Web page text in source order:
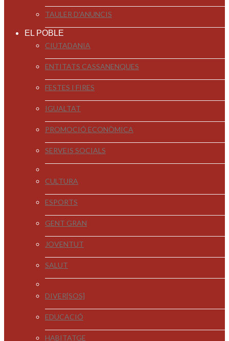
TAULER D'ANUNCIS
EL POBLE
CIUTADANIA
ENTITATS CASSANENQUES
FESTES I FIRES
IGUALTAT
PROMOCIÓ ECONÒMICA
SERVEIS SOCIALS
CULTURA
ESPORTS
GENT GRAN
JOVENTUT
SALUT
DIVER[SOS]
EDUCACIÓ
HABITATGE